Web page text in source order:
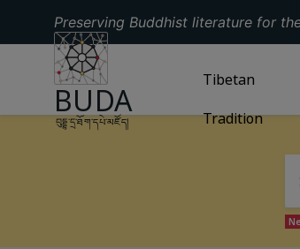
Preserving Buddhist literature for
GO TO
BUDA
བུདྡྷ་དྲ་ཐོག་དཔེ་མཛོད།
GO TO
Tibetan
Tradition